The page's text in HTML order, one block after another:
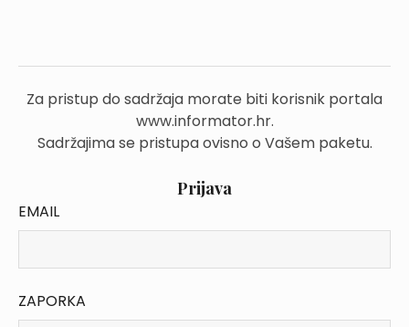
Za pristup do sadržaja morate biti korisnik portala
www.informator.hr.
Sadržajima se pristupa ovisno o Vašem paketu.
Prijava
EMAIL
ZAPORKA